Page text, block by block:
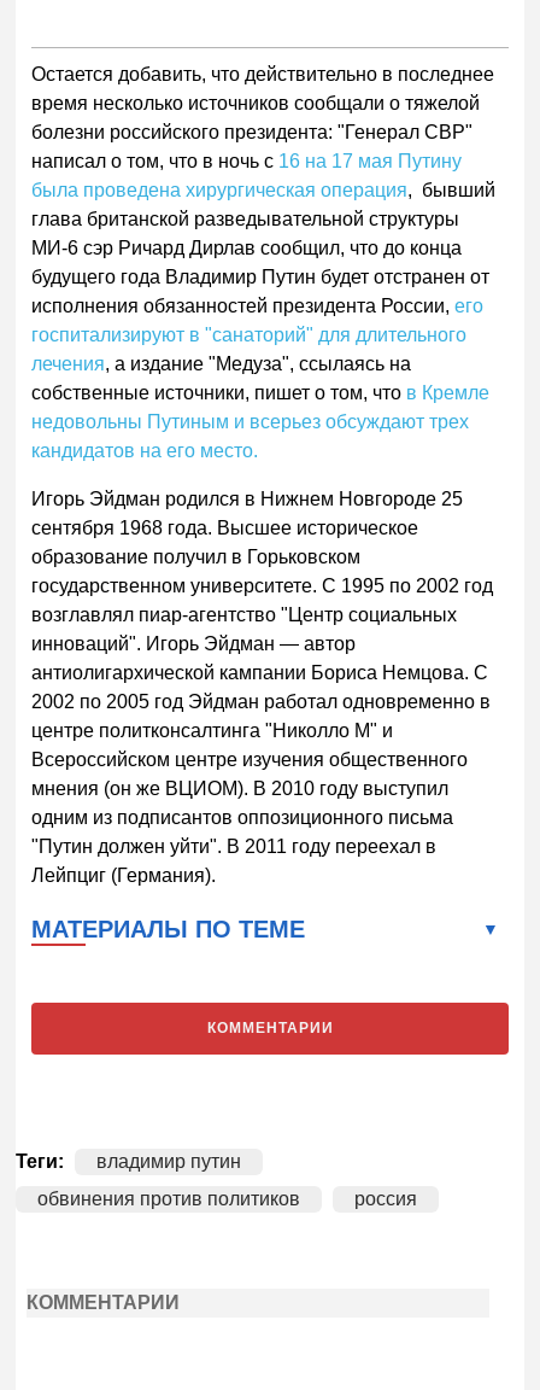
Остается добавить, что действительно в последнее
время несколько источников сообщали о тяжелой
болезни российского президента: "Генерал СВР"
написал о том, что в ночь с 16 на 17 мая Путину
была проведена хирургическая операция, бывший
глава британской разведывательной структуры
МИ-6 сэр Ричард Дирлав сообщил, что до конца
будущего года Владимир Путин будет отстранен от
исполнения обязанностей президента России,его
госпитализируют в "санаторий" для длительного
лечения, а издание "Медуза", ссылаясь на
собственные источники, пишет о том, что в Кремле
недовольны Путиным и всерьез обсуждают трех
кандидатов на его место.
Игорь Эйдман родился в Нижнем Новгороде 25
сентября 1968 года. Высшее историческое
образование получил в Горьковском
государственном университете. С 1995 по 2002 год
возглавлял пиар-агентство "Центр социальных
инноваций". Игорь Эйдман — автор
антиолигархической кампании Бориса Немцова. С
2002 по 2005 год Эйдман работал одновременно в
центре политконсалтинга "Николло М" и
Всероссийском центре изучения общественного
мнения (он же ВЦИОМ). В 2010 году выступил
одним из подписантов оппозиционного письма
"Путин должен уйти". В 2011 году переехал в
Лейпциг (Германия).
МАТЕРИАЛЫ ПО ТЕМЕ
КОММЕНТАРИИ
Теги:
владимир путин
обвинения против политиков
россия
КОММЕНТАРИИ